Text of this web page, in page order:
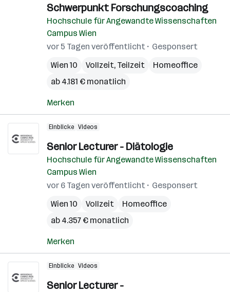
Schwerpunkt Forschungscoaching
Hochschule für Angewandte Wissenschaften
Campus Wien
vor 5 Tagen veröffentlicht
Gesponsert
Wien 10
Vollzeit, Teilzeit
Homeoffice
ab 4.181 € monatlich
Merken
Einblicke Videos
Senior Lecturer - Diätologie
Hochschule für Angewandte Wissenschaften
Campus Wien
vor 6 Tagen veröffentlicht
Gesponsert
Wien 10
Vollzeit
Homeoffice
ab 4.357 € monatlich
Merken
Einblicke Videos
Senior Lecturer -